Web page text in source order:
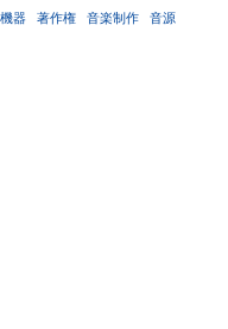
器 著作権 音楽制作 音源